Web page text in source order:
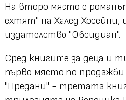
На второ място е
ехтят" на Халед Хосейни,
издателство "Обсидиан".
Сред книгите за деца и
първо място по продажби
"Предани" - третата